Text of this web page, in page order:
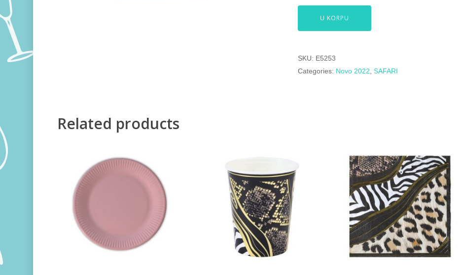
U KORPU
SKU: E5253
Categories: Novo 2022 SAFARI
Related products
200,00RSD 200,00RSD